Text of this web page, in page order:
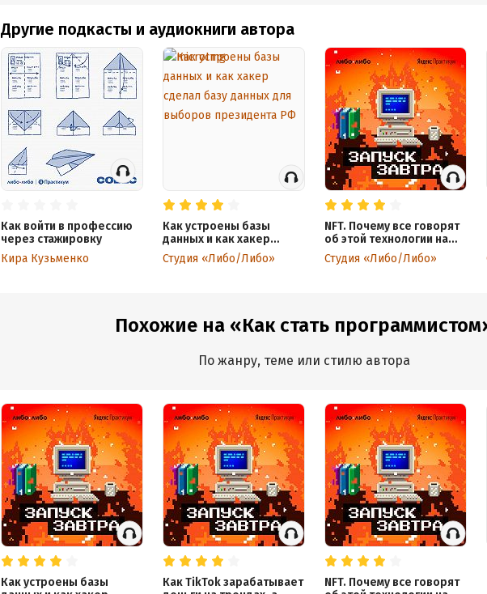
Другие подкасты и аудиокниги автора
Как войти в профессию
через стажировку
Кира Кузьменко
Как устроены базы
данных и как хакер
сделал базу данных для
выборов президента РФ
Студия «Либо/Либо»
NFT. Почему все говорят
об этой технологии на
блокчейне
Студия «Либо/Либо»
Похожие на «Как стать
По жанру, теме или стилю автора
Как устроены базы
Как TikTok зарабатывает
NFT. Почему все говорят